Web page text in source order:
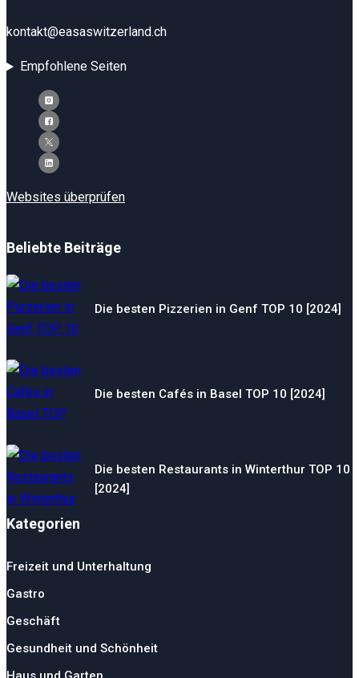
kontakt@easaswitzerland.ch
Empfohlene Seiten
Websites überprüfen
Beliebte Beiträge
Die besten Pizzerien in Genf TOP 10 [2024]
Die besten Cafés in Basel TOP 10 [2024]
Die besten Restaurants in Winterthur TOP 10
[2024]
Kategorien
Freizeit und Unterhaltung
Gastro
Geschäft
Gesundheit und Schönheit